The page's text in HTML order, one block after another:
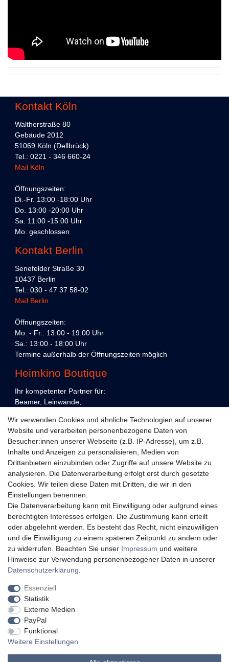
Kontakt Köln
Waltherstraße 80
Gebäude 2012
51069 Köln (Dellbrück)
Tel.: 0221 - 346 660-24
Mail Köln
Öffnungszeiten:
Di.-Fr. 13:00 -18:00 Uhr
Do. 13:00 -20:00 Uhr
Sa. 11:00 -15:00 Uhr
Mo. geschlossen
Kontakt Berlin
Senefelder Straße 30
10437 Berlin
Tel.: 030 - 47 37 58-02
Mail Berlin
Öffnungszeiten:
Mo. - Fr.: 13:00 - 19:00 Uhr
Sa.: 13:00 - 18:00 Uhr
Termine außerhalb der Öffnungszeiten möglich
Heimkino Boutique
Ihr kompetenter Partner für:
Beamer, Leinwände,
Heimkino und Unterhaltungselektronik,
in Köln und Berlin.
Kundenservice
Planung
Vorführraum
Lieferung
Montage
Widerruf erklären
Wir verwenden Cookies und ähnliche Technologien auf unserer
Website und verarbeiten personenbezogene Daten von
Besucher:innen unserer Webseite (z.B. IP-Adresse), um z.B.
Inhalte und Anzeigen zu personalisieren, Medien von
Drittanbietern einzubinden oder Zugriffe auf unsere Website zu
analysieren. Die Datenverarbeitung erfolgt erst durch gesetzte
Cookies. Wir teilen diese Daten mit Dritten, die wir in den
Einstellungen benennen.
Die Datenverarbeitung kann mit Einwilligung oder aufgrund eines
berechtigten Interesses erfolgen. Die Zustimmung kann erteilt
oder abgelehnt werden. Es besteht das Recht, nicht einzuwilligen
und die Einwilligung zu einem späteren Zeitpunkt zu ändern oder
zu widerrufen. Beachten Sie unser Impressum und weitere
Hinweise zur Verwendung personenbezogener Daten in unserer
Daten­schutz­erklärung
Essenziell
Statistik
Externe Medien
PayPal
Funktional
Weitere Einstellungen
Impressum
Widerrufs­recht